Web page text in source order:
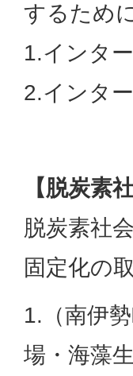
するため
1.インタ
2.インタ
【脱炭素
脱炭素社
固定化の
1.（南伊
場・海藻